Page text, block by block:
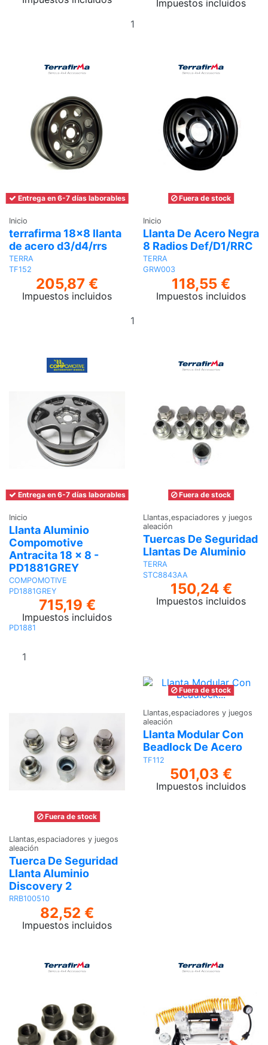
Impuestos incluidos
Entrega en 6-7 días laborables
Inicio
terrafirma 18x8 llanta
de acero d3/d4/rrs
TERRA
TF152
205,87 €
Impuestos incluidos
Fuera de stock
Inicio
Llanta De Acero Negra
8 Radios Def/D1/RRC
TERRA
GRW003
118,55 €
Impuestos incluidos
Entrega en 6-7 días laborables
Inicio
Llanta Aluminio
Compomotive
Antracita 18 x 8 -
PD1881GREY
COMPOMOTIVE
PD1881GREY
715,19 €
Impuestos incluidos
PD1881
Fuera de stock
Llantas,espaciadores y juegos
aleación
Tuercas De Seguridad
Llantas De Aluminio
TERRA
STC8843AA
150,24 €
Impuestos incluidos
Fuera de stock
Llantas,espaciadores y juegos
aleación
Tuerca De Seguridad
Llanta Aluminio
Discovery 2
RRB100510
82,52 €
Impuestos incluidos
Fuera de stock
Llantas,espaciadores y juegos
aleación
Llanta Modular Con
Beadlock De Acero
TF112
501,03 €
Impuestos incluidos